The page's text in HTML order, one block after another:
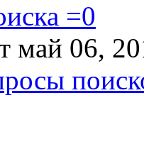
=0
май 06,